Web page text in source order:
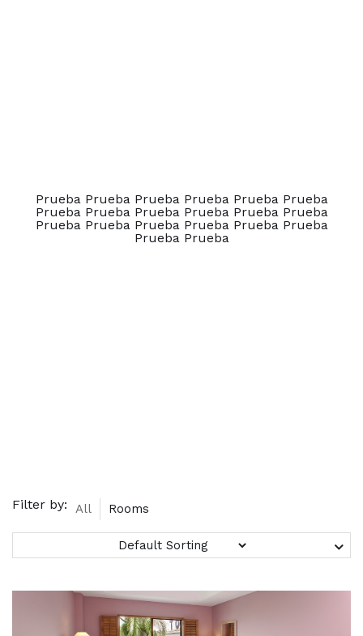
Prueba Prueba Prueba Prueba Prueba Prueba
Prueba Prueba Prueba Prueba Prueba Prueba
Prueba Prueba Prueba Prueba Prueba Prueba
Prueba Prueba
Filter by: All Rooms